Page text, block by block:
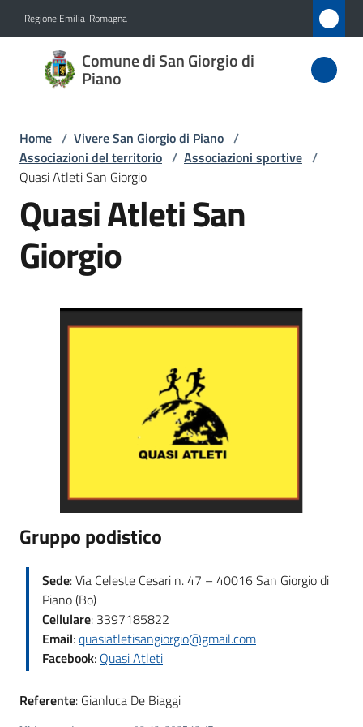
Regione Emilia-Romagna
Comune di San Giorgio di
Piano
Comune
di San
di Piano
Amministrazione
Novità
Amministrazione
Trasparente
e
Home / Vivere San Giorgio di Piano /
Associazioni del territorio / Associazioni sportive /
Quasi Atleti San Giorgio
Quasi Atleti San
Giorgio
Gruppo podistico
Sede: Via Celeste Cesari n. 47 – 40016 San Giorgio di
Piano (Bo)
Cellulare: 3397185822
Email:quasiatletisangiorgio@gmail.com
Facebook: Quasi Atleti
Referente: Gianluca De Biaggi